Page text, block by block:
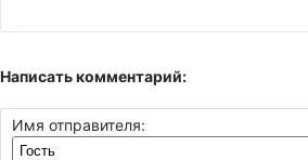
Написать комментарий:
Имя отправителя: